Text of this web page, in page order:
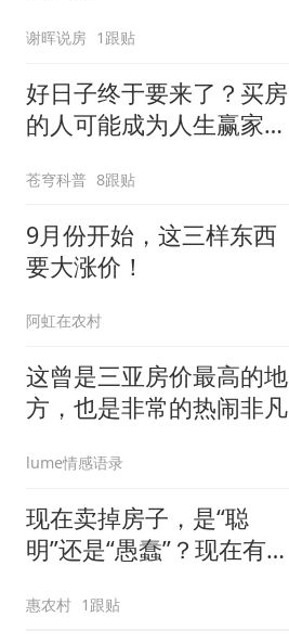
谢晖说房 1跟贴
好日子终于要来了？买房
的人可能成为人生赢家，
苍穹科普 8跟贴
9月份开始，这三样东西
要大涨价！
阿虹在农村
这曾是三亚房价最高的地
方，也是非常的热闹非凡
lume情感语录
现在卖掉房子，是“聪
明”还是“愚蠢”？现在有了
惠农村 1跟贴